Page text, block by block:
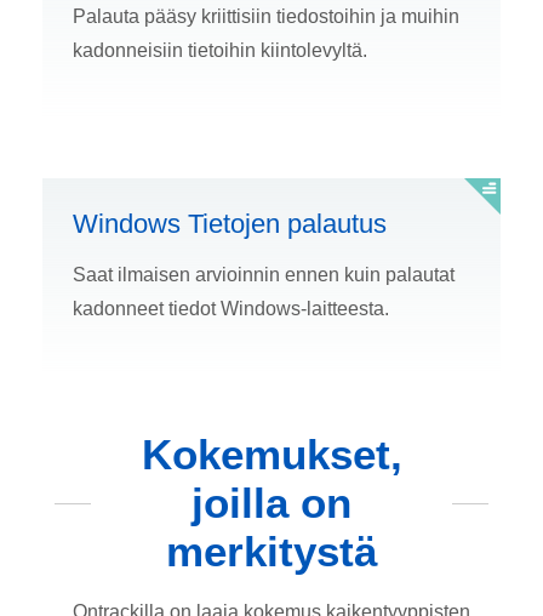
Palauta pääsy kriittisiin tiedostoihin ja muihin
kadonneisiin tietoihin kiintolevyltä.
Windows Tietojen palautus
Saat ilmaisen arvioinnin ennen kuin palautat
kadonneet tiedot Windows-laitteesta.
Kokemukset,
joilla on
merkitystä